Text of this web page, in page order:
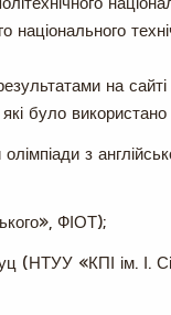
національного
на
було
з
ФІОТ);
(НТУУ «КПІ ім. І.